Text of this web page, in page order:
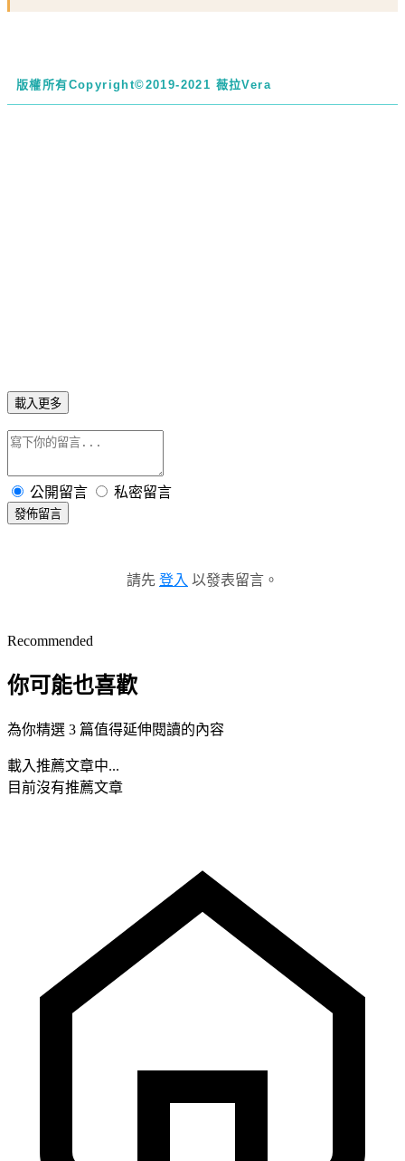
版權所有Copyright©2019-2021 薇拉Vera
載入更多
公開留言 私密留言
發佈留言
請先 登入 以發表留言。
Recommended
你可能也喜歡
為你精選 3 篇值得延伸閱讀的內容
載入推薦文章中...
目前沒有推薦文章